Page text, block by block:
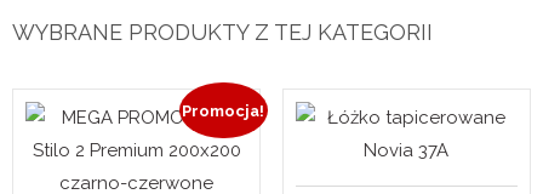
WYBRANE PRODUKTY Z TEJ KATEGORII
Promocja!